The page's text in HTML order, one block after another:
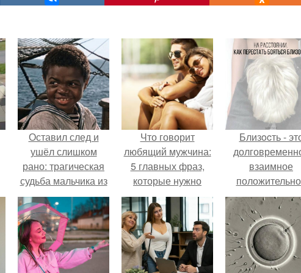
Оставил след и
ушёл слишком
рано: трагическая
судьба мальчика из
фильма
"Максимка".
Что говорит
любящий мужчина:
5 главных фраз,
которые нужно
услышать
Близocть -
взаимное
вовлечение,